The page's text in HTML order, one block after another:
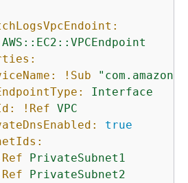
AWS::EC2::VPCEndpoint
!Sub
Interface
!Ref VPC
true
PrivateSubnet1
PrivateSubnet2